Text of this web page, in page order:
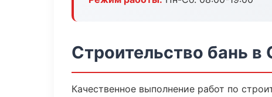
Строительство бань в
Качественное выполнение работ по